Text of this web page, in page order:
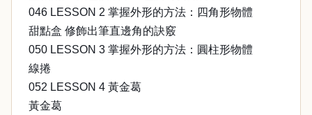
046 LESSON 2 掌握外形的方法：四角形物體
甜點盒 修飾出筆直邊角的訣竅
050 LESSON 3 掌握外形的方法：圓柱形物體
線捲
052 LESSON 4 黃金葛
黃金葛